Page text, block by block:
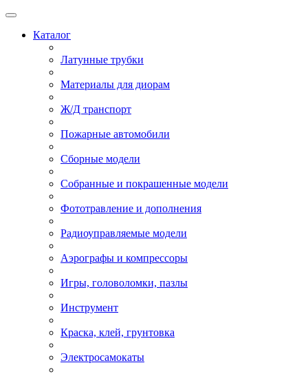
Каталог
Латунные трубки
Материалы для диорам
Ж/Д транспорт
Пожарные автомобили
Сборные модели
Собранные и покрашенные модели
Фототравление и дополнения
Радиоуправляемые модели
Аэрографы и компрессоры
Игры, головоломки, пазлы
Инструмент
Краска, клей, грунтовка
Электросамокаты